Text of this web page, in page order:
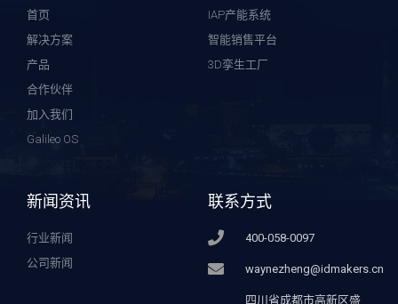
首页
解决方案
产品
合作伙伴
加入我们
Galileo OS
IAP产能系统
智能销售平台
3D孪生工厂
新闻资讯
行业新闻
公司新闻
联系方式
400-058-0097
waynezheng@idmakers.cn
四川省成都市高新区盛